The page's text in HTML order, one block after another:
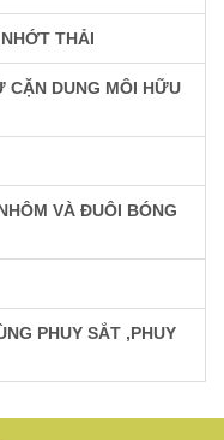
THẢI
CẶN DUNG MÔI HỮU
VÀ ĐUÔI BÓNG
PHUY SẮT ,PHUY